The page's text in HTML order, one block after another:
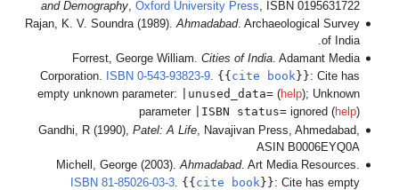
and
Rajan, K. V.
Forrest,
Corporation.
empty
Gandhi, R
Michell,
ISBN